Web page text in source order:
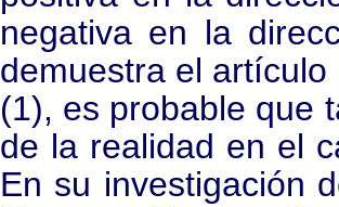
negativa en la
demuestra el
(1), es probable que
de la realidad en el
En su investigación